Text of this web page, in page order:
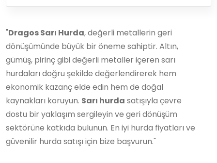
"Dragos Sarı Hurda, değerli metallerin geri
dönüşümünde büyük bir öneme sahiptir. Altın,
gümüş, pirinç gibi değerli metaller içeren sarı
hurdaları doğru şekilde değerlendirerek hem
ekonomik kazanç elde edin hem de doğal
kaynakları koruyun. Sarı hurda satışıyla çevre
dostu bir yaklaşım sergileyin ve geri dönüşüm
sektörüne katkıda bulunun. En iyi hurda fiyatları ve
güvenilir hurda satışı için bize başvurun."